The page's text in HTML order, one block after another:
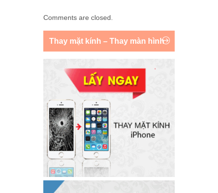
Comments are closed.
Thay mặt kính – Thay màn hình